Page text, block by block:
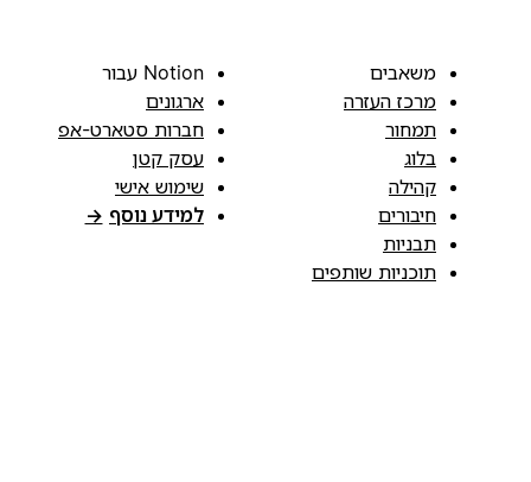
משאבים
מרכז העזרה
תמחור
בלוג
קהילה
חיבורים
תבניות
תוכניות שותפים
Notion עבור
ארגונים
חברות סטארט-אפ
עסק קטן
שימוש אישי
למידע נוסף →